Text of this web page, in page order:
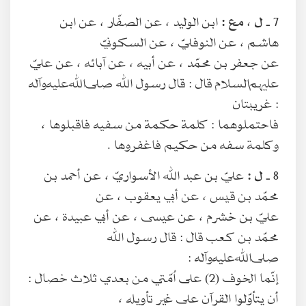
7 ـ ل ، مع :ابن الوليد ، عن الصفّار ، عن ابن
هاشم ، عن النوفليّ ، عن السكونيّ
عن جعفر بن محمّد ، عن أبيه ، عن آبائه ، عن عليّ
عليهم‌السلام قال : قال رسول الله صلى‌الله‌عليه‌وآله
: غريبتان
فاحتملوهما : كلمة حكمة من سفيه فاقبلوها ،
وكلمة سفه من حكيم فاغفروها .
8 ـ ل :عليّ بن عبد الله الأسواريّ ، عن أحمد بن
محمّد بن قيس ، عن أبي يعقوب ، عن
عليّ بن خشرم ، عن عيسى ، عن أبي عبيدة ، عن
محمّد بن كعب قال : قال رسول الله
صلى‌الله‌عليه‌وآله :
إنّما الخوف (2) على اُمّتي من بعدي ثلاث خصال :
أن يتأوّلوا القرآن على غير تأويله ،